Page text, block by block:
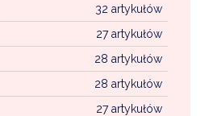
32 artykułów
27 artykułów
28 artykułów
28 artykułów
27 artykułów